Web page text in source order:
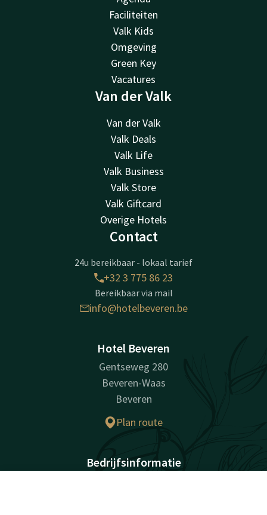
Faciliteiten
Valk Kids
Omgeving
Green Key
Vacatures
Van der Valk
Van der Valk
Valk Deals
Valk Life
Valk Business
Valk Store
Valk Giftcard
Overige Hotels
Contact
24u bereikbaar - lokaal tarief
+32 3 775 86 23
Bereikbaar via mail
info@hotelbeveren.be
Hotel Beveren
Gentseweg 280
Beveren-Waas
Beveren
Plan route
Bedrijfsinformatie